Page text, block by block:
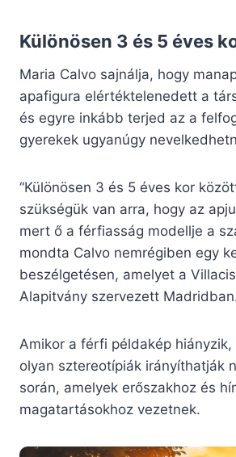
Különösen 3 és 5 éves
Maria Calvo sajnálja, hogy
apafigura elértéktelenedett a
és egyre inkább terjed az a
gyerekek ugyanúgy
“Különösen 3 és 5 éves kor
szükségük van arra, hogy az
mert ő a férfiasság modellje a
mondta Calvo nemrégiben egy
beszélgetésen, amelyet a
Alapitvány szervezett
Amikor a férfi példakép
olyan sztereotípiák irányíthatják
során, amelyek erőszakhoz és
magatartásokhoz vezetnek.